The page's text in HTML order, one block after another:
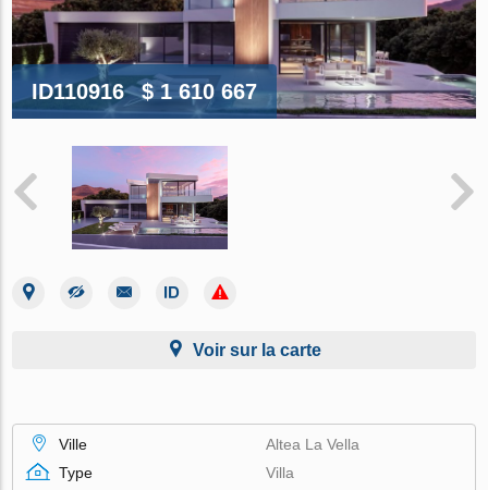
ID110916 $ 1 610 667
Voir sur la carte
Ville
Altea La Vella
Type
Villa